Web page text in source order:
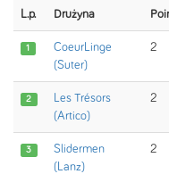
L.p. Drużyna
1
CoeurLinge
(Suter)
2
2
Les Trésors
(Artico)
2
3
Slidermen
(Lanz)
2